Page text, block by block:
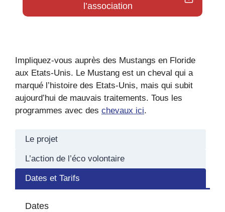
l’association
Impliquez-vous auprès des Mustangs en Floride
aux Etats-Unis. Le Mustang est un cheval qui a
marqué l’histoire des Etats-Unis, mais qui subit
aujourd’hui de mauvais traitements. Tous les
programmes avec des chevaux ici.
Le projet
L’action de l’éco volontaire
Dates et Tarifs
Dates